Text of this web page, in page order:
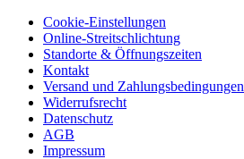
Cookie-Einstellungen
Online-Streitschlichtung
Standorte & Öffnungszeiten
Kontakt
Versand und Zahlungsbedingungen
Widerrufsrecht
Datenschutz
AGB
Impressum